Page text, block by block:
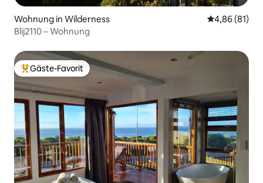
Wohnung in Wilderness
4,86 (81)
Blij2110 – Wohnung
Beliebter Gäste-Favorit.
Gäste-Favorit